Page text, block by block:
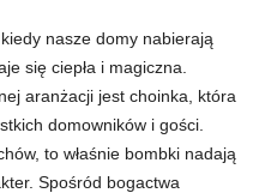
nasze domy nabierają
się ciepła i magiczna.
aranżacji jest choinka, która
domowników i gości.
to właśnie bombki nadają
Spośród bogactwa